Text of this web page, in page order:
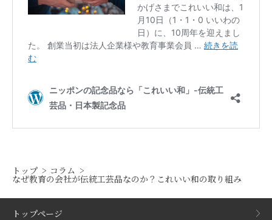
トップ コラム
なぜ教育の会社が伝統工芸品なのか？これいい和の取り組み
トップページ